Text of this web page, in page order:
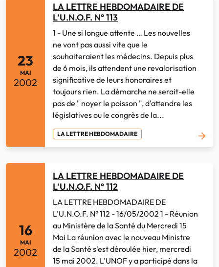
23
MAI
2002
LA LETTRE HEBDOMADAIRE DE
L’U.N.O.F. N° 113
1 - Une si longue attente … Les nouvelles
ne vont pas aussi vite que le
souhaiteraient les médecins. Depuis plus
de 6 mois, ils attendent une revalorisation
significative de leurs honoraires et
toujours rien. La démarche ne serait-elle
pas de " noyer le poisson ", d'attendre les
législatives ou le congrès de la...
LA LETTRE HEBDOMADAIRE
16
MAI
2002
LA LETTRE HEBDOMADAIRE DE
L’U.N.O.F. N° 112
LA LETTRE HEBDOMADAIRE DE
L'U.N.O.F. N° 112 - 16/05/2002 1 - Réunion
au Ministère de la Santé du Mercredi 15
Mai La réunion avec le nouveau Ministre
de la Santé s'est déroulée hier, mercredi
15 mai 2002. L'UNOF y a participé dans la